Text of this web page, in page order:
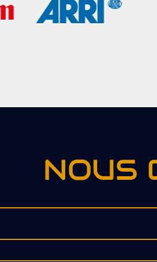
NOUS